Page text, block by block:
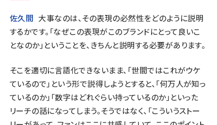
佐久間 大事なのは、その表現の必然性をどのように説明
するかです。「なぜこの表現がこのブランドにとって良いこ
となのか」ということを、きちんと説明する必要があります。
そこを適切に言語化できないまま、「世間ではこれがウケ
ているので」という形で説得しようとすると、「何万人が知っ
ているのか」「数字はどれぐらい持っているのか」といった
リーチの話になってしまう。そうではなく、「こういうストー